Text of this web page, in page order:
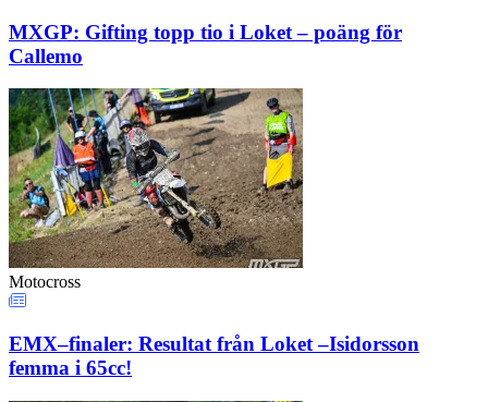
MXGP: Gifting topp tio i Loket – poäng för
Callemo
Motocross
EMX–finaler: Resultat från Loket –Isidorsson
femma i 65cc!